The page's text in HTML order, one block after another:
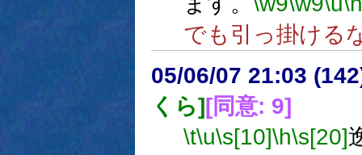
でも引っ掛ける
05/06/07 21:03
くら][同意: 9]
\t\u\s[10]\h\s[20]